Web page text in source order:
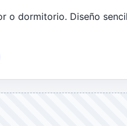
o dormitorio. Diseño